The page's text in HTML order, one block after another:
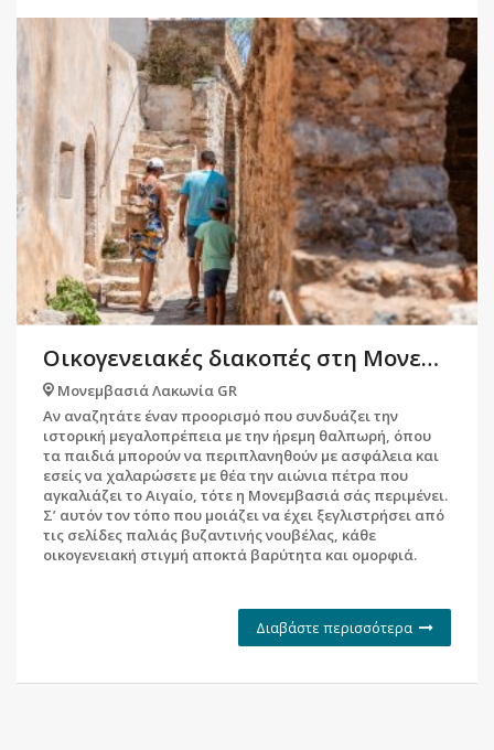
Οικογενειακές διακοπές στη Μονεμβασιά
Μονεμβασιά Λακωνία GR
Αν αναζητάτε έναν προορισμό που συνδυάζει την
ιστορική μεγαλοπρέπεια με την ήρεμη θαλπωρή, όπου
τα παιδιά μπορούν να περιπλανηθούν με ασφάλεια και
εσείς να χαλαρώσετε με θέα την αιώνια πέτρα που
αγκαλιάζει το Αιγαίο, τότε η Μονεμβασιά σάς περιμένει.
Σ’ αυτόν τον τόπο που μοιάζει να έχει ξεγλιστρήσει από
τις σελίδες παλιάς βυζαντινής νουβέλας, κάθε
οικογενειακή στιγμή αποκτά βαρύτητα και ομορφιά.
Διαβάστε περισσότερα